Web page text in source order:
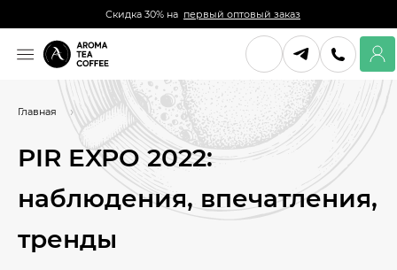
Скидка 30% на первый оптовый заказ
Главная
PIR EXPO 2022:
наблюдения, впечатления,
тренды